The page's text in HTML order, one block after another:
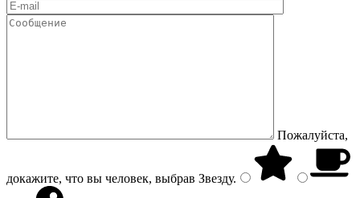
Пожалуйста,
докажите, что вы человек, выбрав Звезду.